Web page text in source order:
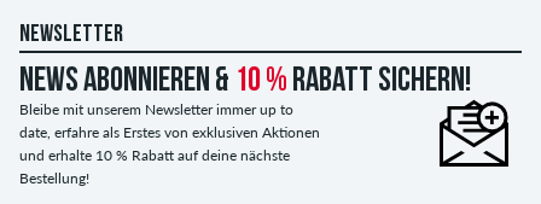
NEWSLETTER
News abonnieren & 10 % Rabatt sichern!
Bleibe mit unserem Newsletter immer up to
date, erfahre als Erstes von exklusiven Aktionen
und erhalte 10 % Rabatt auf deine nächste
Bestellung!